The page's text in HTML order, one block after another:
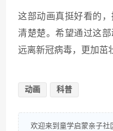
这部动画真挺好看的
清楚楚。希望通过这
远离新冠病毒，更加茁
动画 科普
欢迎来到童学启蒙亲子社